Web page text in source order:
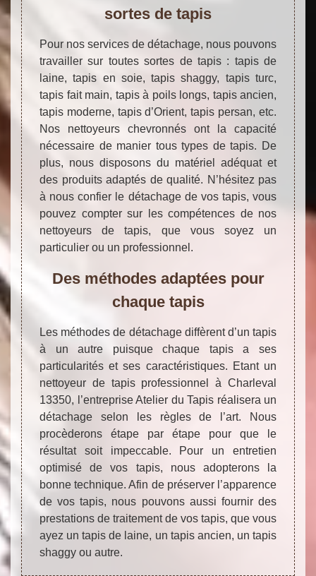
sortes de tapis
Pour nos services de détachage, nous pouvons
travailler sur toutes sortes de tapis : tapis de
laine, tapis en soie, tapis shaggy, tapis turc,
tapis fait main, tapis à poils longs, tapis ancien,
tapis moderne, tapis d’Orient, tapis persan, etc.
Nos nettoyeurs chevronnés ont la capacité
nécessaire de manier tous types de tapis. De
plus, nous disposons du matériel adéquat et
des produits adaptés de qualité. N’hésitez pas
à nous confier le détachage de vos tapis, vous
pouvez compter sur les compétences de nos
nettoyeurs de tapis, que vous soyez un
particulier ou un professionnel.
Des méthodes adaptées pour
chaque tapis
Les méthodes de détachage diffèrent d’un tapis
à un autre puisque chaque tapis a ses
particularités et ses caractéristiques. Etant un
nettoyeur de tapis professionnel à Charleval
13350, l’entreprise Atelier du Tapis réalisera un
détachage selon les règles de l’art. Nous
procèderons étape par étape pour que le
résultat soit impeccable. Pour un entretien
optimisé de vos tapis, nous adopterons la
bonne technique. Afin de préserver l’apparence
de vos tapis, nous pouvons aussi fournir des
prestations de traitement de vos tapis, que vous
ayez un tapis de laine, un tapis ancien, un tapis
shaggy ou autre.